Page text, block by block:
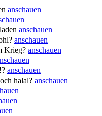
anschauen
anschauen
anschauen
Krieg? anschauen
anschauen
halal? anschauen